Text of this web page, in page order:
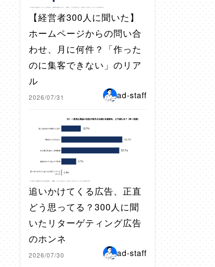
【経営者300人に聞いた】
ホームページからの問い合
わせ、月に何件？「作った
のに集客できない」のリア
ル
2026/07/31 ad-staff
追いかけてくる広告、正直
どう思ってる？300人に聞
いたリターゲティング広告
のホンネ
2026/07/30 ad-staff